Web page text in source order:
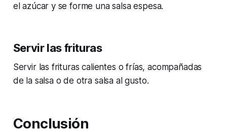
el azúcar y se forme una salsa espesa.
Servir las frituras
Servir las frituras calientes o frías, acompañadas
de la salsa o de otra salsa al gusto.
Conclusión